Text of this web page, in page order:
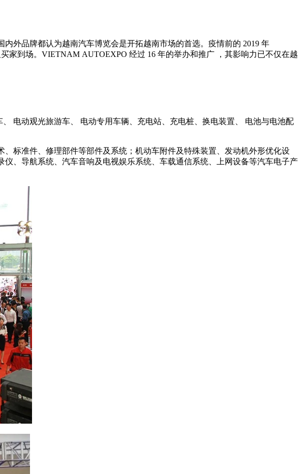
外品牌都认为越南汽车博览会是开拓越南市场的首选。疫情前的 2019 年
家到场。VIETNAM AUTOEXPO 经过 16 年的举办和推广 ，其影响力已不仅在越
电动观光旅游车、 电动专用车辆、充电站、充电桩、换电装置、 电池与电池配
标准件、修理部件等部件及系统；机动车附件及特殊装置、发动机外形优化设
、导航系统、汽车音响及电视娱乐系统、车载通信系统、上网设备等汽车电子产